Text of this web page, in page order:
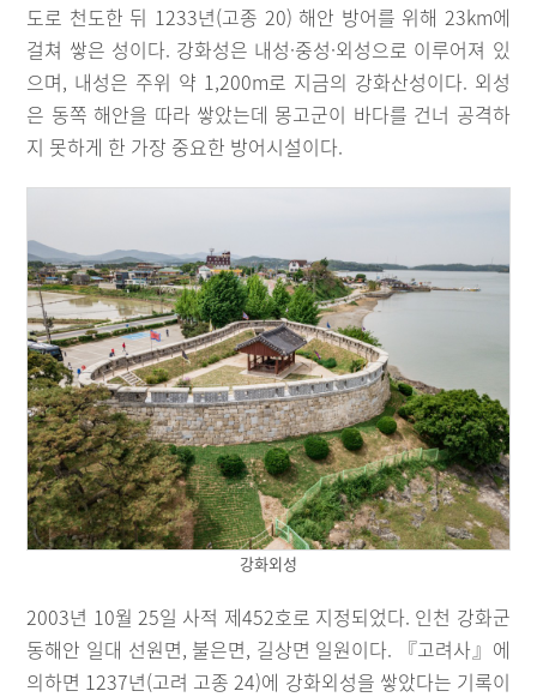
도로 천도한 뒤 1233년(고종 20) 해안 방어를 위해 23km에
걸쳐 쌓은 성이다. 강화성은 내성·중성·외성으로 이루어져 있
으며, 내성은 주위 약 1,200m로 지금의 강화산성이다. 외성
은 동쪽 해안을 따라 쌓았는데 몽고군이 바다를 건너 공격하
지 못하게 한 가장 중요한 방어시설이다.
강화외성
2003년 10월 25일 사적 제452호로 지정되었다. 인천 강화군
동해안 일대 선원면, 불은면, 길상면 일원이다. 『고려사』에
의하면 1237년(고려 고종 24)에 강화외성을 쌓았다는 기록이